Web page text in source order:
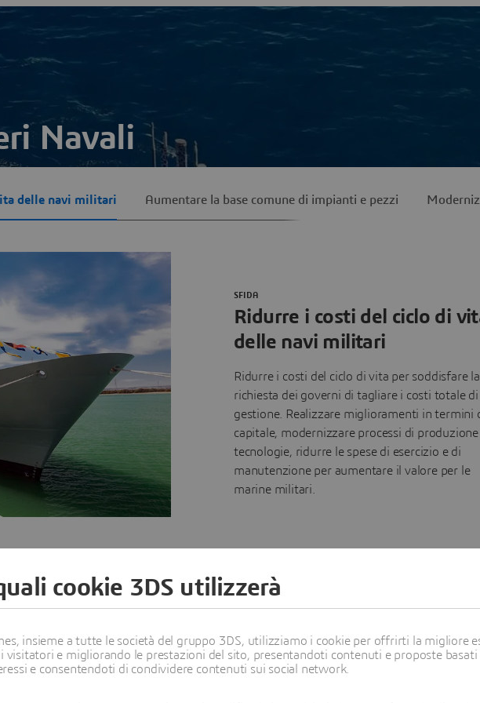
Navali
delle navi militari Aumentare la base comune di impianti e pezzi
Ridurre i costi del ciclo di
delle navi militari
SFIDA
Ridurre i costi del ciclo di vita per soddisfare la
richiesta dei governi di tagliare i costi totale di
gestione. Realizzare miglioramenti in termini
capitale, modernizzare processi di produzione
tecnologie, ridurre le spese di esercizio e di
manutenzione per aumentare il valore per le
marine militari.
cookie 3DS utilizzerà
insieme a tutte le società del gruppo 3DS, utilizziamo i cookie per offrirti la migliore
visitatori e migliorando le prestazioni del sito, presentandoti contenuti e proposte
e consentendoti di condividere contenuti sui social network.